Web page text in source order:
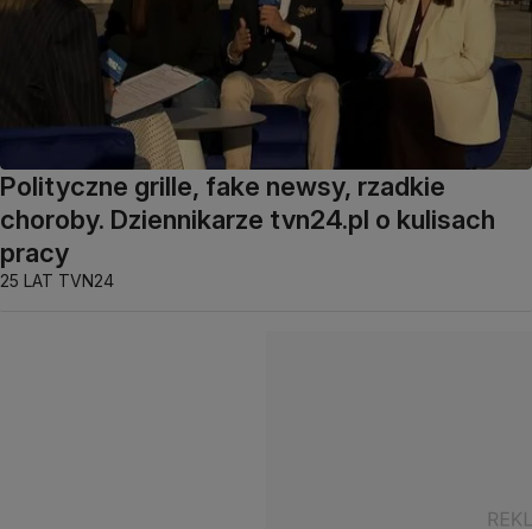
Polityczne grille, fake newsy, rzadkie
choroby. Dziennikarze tvn24.pl o kulisach
pracy
25 LAT TVN24